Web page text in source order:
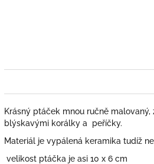
Krásný ptáček mnou ručně
blýskavými korálky a peříčky.
Materiál je vypálená keramika tudíž
velikost ptáčka je asi 10 x 6 cm